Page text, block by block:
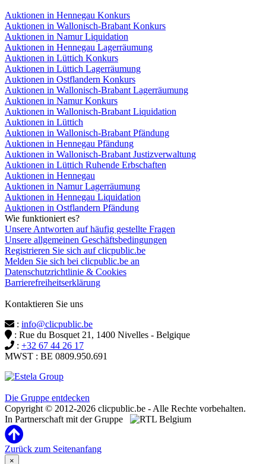
Auktionen in Hennegau Konkurs
Auktionen in Wallonisch-Brabant Konkurs
Auktionen in Namur Liquidation
Auktionen in Hennegau Lagerräumung
Auktionen in Lüttich Konkurs
Auktionen in Lüttich Lagerräumung
Auktionen in Ostflandern Konkurs
Auktionen in Wallonisch-Brabant Lagerräumung
Auktionen in Namur Konkurs
Auktionen in Wallonisch-Brabant Liquidation
Auktionen in Lüttich
Auktionen in Wallonisch-Brabant Pfändung
Auktionen in Hennegau Pfändung
Auktionen in Wallonisch-Brabant Justizverwaltung
Auktionen in Lüttich Ruhende Erbschaften
Auktionen in Hennegau
Auktionen in Namur Lagerräumung
Auktionen in Hennegau Liquidation
Auktionen in Ostflandern Pfändung
Wie funktioniert es?
Unsere Antworten auf häufig gestellte Fragen
Unsere allgemeinen Geschäftsbedingungen
Registrieren Sie sich auf clicpublic.be
Melden Sie sich bei clicpublic.be an
Datenschutzrichtlinie & Cookies
Barrierefreiheitserklärung
Kontaktieren Sie uns
: info@clicpublic.be
: Rue du Bosquet 21, 1400 Nivelles - Belgique
: +32 67 44 26 17
MWST : BE 0809.950.691
Die Gruppe entdecken
Copyright © 2012-2026 clicpublic.be - Alle Rechte vorbehalten.
In Partnerschaft mit der Gruppe
Zurück zum Seitenanfang
×